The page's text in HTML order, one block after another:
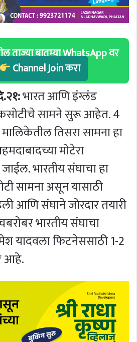
ताज्या बातम्या WhatsApp वर
Channel Join करा
भारत आणि इंग्लंड
कसोटीचे सामने सुरू आहेत. 4
तिसरा सामना हा
मोटेरा
भारतीय संघाचा हा
सामना असून यासाठी
आणि संघाने जोरदार तयारी
भारतीय संघाचा
यादवला फिटनेससाठी 1-2
आहे.